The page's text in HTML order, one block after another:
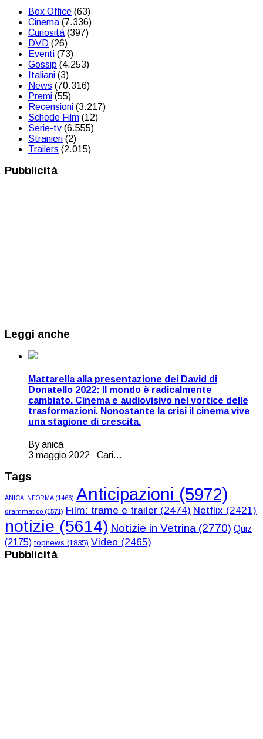
Box Office (63)
Cinema (7.336)
Curiosità (397)
DVD (26)
Eventi (73)
Gossip (4.253)
Italiani (3)
News (70.316)
Premi (55)
Recensioni (3.217)
Schede Film (12)
Serie-tv (6.555)
Stranieri (2)
Trailers (2.015)
Pubblicità
Leggi anche
Mattarella alla presentazione dei David di
Donatello 2022: Il mondo è radicalmente
cambiato. Cinema e audiovisivo nel vortice delle
trasformazioni. Nonostante la crisi il cinema vive
una stagione di crescita.
By anica
3 maggio 2022 Cari...
Tags
ANICA INFORMA(1466) Anticipazioni (5972)
drammatico (1571) Film: trame e trailer (2474) Netflix (2421)
notizie (5614) Notizie in Vetrina(2770) Quiz
(2175) topnews (1835) Video (2465)
Pubblicità